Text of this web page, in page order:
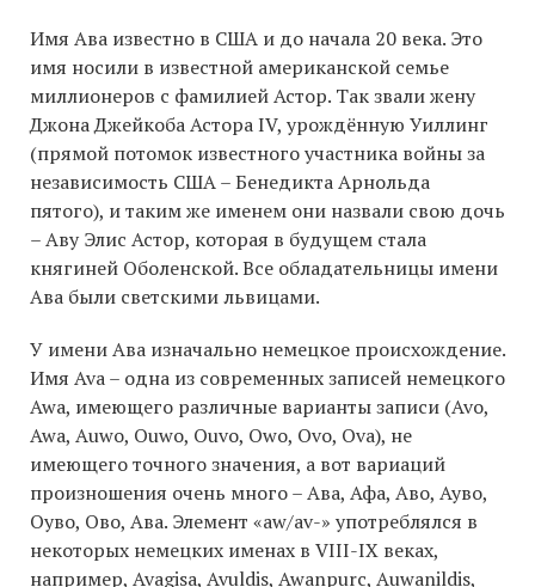
Имя Ава известно в США и до начала 20 века. Это
имя носили в известной американской семье
миллионеров с фамилией Астор. Так звали жену
Джона Джейкоба Астора IV, урождённую Уиллинг
(прямой потомок известного участника войны за
независимость США – Бенедикта Арнольда
пятого), и таким же именем они назвали свою дочь
– Аву Элис Астор, которая в будущем стала
княгиней Оболенской. Все обладательницы имени
Ава были светскими львицами.
У имени Ава изначально немецкое происхождение.
Имя Ava – одна из современных записей немецкого
Awa, имеющего различные варианты записи (Avo,
Awa, Auwo, Ouwo, Ouvo, Owo, Ovo, Ova), не
имеющего точного значения, а вот вариаций
произношения очень много – Ава, Афа, Аво, Ауво,
Оуво, Ово, Ава. Элемент «aw/av-» употреблялся в
некоторых немецких именах в VIII-IX веках,
например, Avagisa, Avuldis, Awanpurc, Auwanildis,